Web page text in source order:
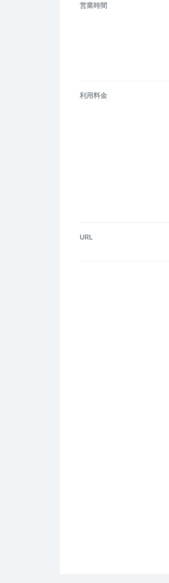
営業時間
利用料金
URL